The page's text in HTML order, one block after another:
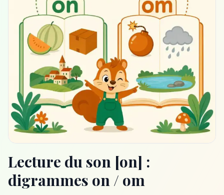
Lecture du son [on] :
digrammes on / om